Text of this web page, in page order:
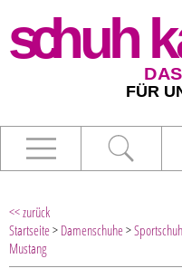
<< zurück
Startseite> Damenschuhe>
Mustang